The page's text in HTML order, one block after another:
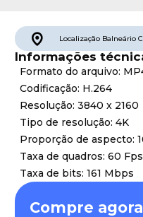
Localização Balneário
Informações
Formato do arquivo:
Codificação: H.264
Resolução: 3840 x 2160
Tipo de resolução: 4K
Proporção de aspecto:
Taxa de quadros: 60 Fps
Taxa de bits: 161 Mbps
Compre agora